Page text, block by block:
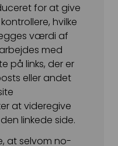
for at give
hvilke
værdi af
med
på links, der er
eller andet
at videregive
linkede side.
at selvom no-